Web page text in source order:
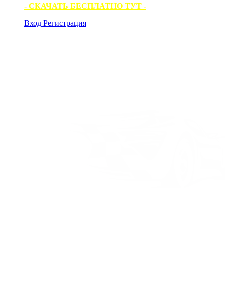
- СКАЧАТЬ БЕСПЛАТНО ТУТ -
Вход Регистрация